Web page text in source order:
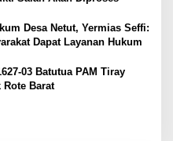
Desa Netut, Yermias Seffi:
Dapat Layanan Hukum
03 Batutua PAM Tiray
Rote Barat